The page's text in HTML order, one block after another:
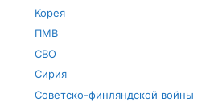
Корея
ПМВ
СВО
Сирия
Советско-финляндской войны